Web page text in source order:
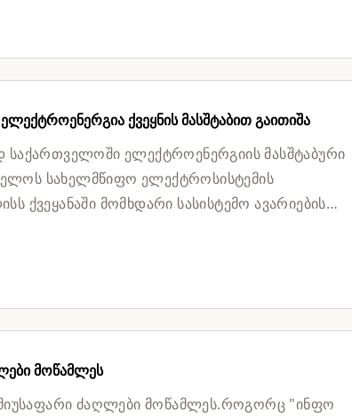
ქვეყნის მასშტაბით გაითიშა
საქართველოში ელექტროენერგიის მასშტაბური
სახელმწიფო ელექტროსისტემის
ქვეყანაში მომხდარი სასისტემო ავარიების
მოწამლეს
მიუსაფარი ძაღლები მოწამლეს.როგორც "ინფო